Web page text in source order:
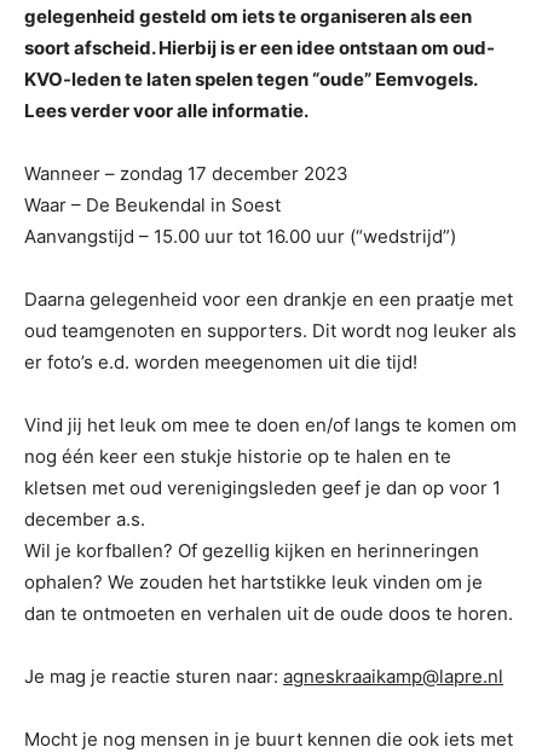
gelegenheid gesteld om iets te organiseren als een
soort afscheid. Hierbij is er een idee ontstaan om oud-
KVO-leden te laten spelen tegen “oude” Eemvogels.
Lees verder voor alle informatie.
Wanneer – zondag 17 december 2023
Waar – De Beukendal in Soest
Aanvangstijd – 15.00 uur tot 16.00 uur (“wedstrijd”)
Daarna gelegenheid voor een drankje en een praatje met
oud teamgenoten en supporters. Dit wordt nog leuker als
er foto’s e.d. worden meegenomen uit die tijd!
Vind jij het leuk om mee te doen en/of langs te komen om
nog één keer een stukje historie op te halen en te
kletsen met oud verenigingsleden geef je dan op voor 1
december a.s.
Wil je korfballen? Of gezellig kijken en herinneringen
ophalen? We zouden het hartstikke leuk vinden om je
dan te ontmoeten en verhalen uit de oude doos te horen.
Je mag je reactie sturen naar: agneskraaikamp@lapre.nl
Mocht je nog mensen in je buurt kennen die ook iets met